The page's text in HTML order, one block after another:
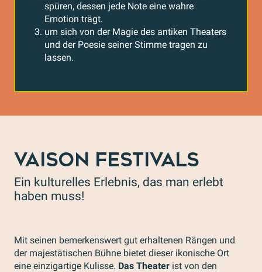
spüren, dessen jede Note eine wahre
Emotion trägt.
um sich von der Magie des antiken Theaters
und der Poesie seiner Stimme tragen zu
lassen.
VAISON FESTIVALS
Ein kulturelles Erlebnis, das man erlebt
haben muss!
Mit seinen bemerkenswert gut erhaltenen Rängen und
der majestätischen Bühne bietet dieser ikonische Ort
eine einzigartige Kulisse. Das Theater ist von den